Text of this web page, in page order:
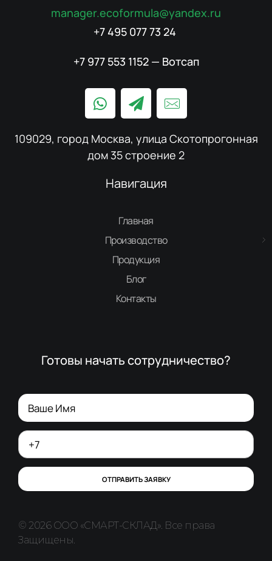
manager.ecoformula@yandex.ru
+7 495 077 73 24
+7 977 553 1152 — Вотсап
109029, город Москва, улица Скотопрогонная
дом 35 строение 2
Навигация
Главная
Производство
Продукция
Блог
Контакты
Готовы начать сотрудничество?
© 2026 ООО «СМАРТ-СКЛАД». Все права
Защищены.